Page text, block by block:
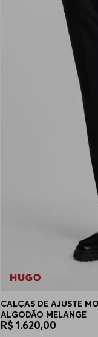
CALÇAS DE AJUSTE
ALGODÃO MELANGE
R$ 1.620,00